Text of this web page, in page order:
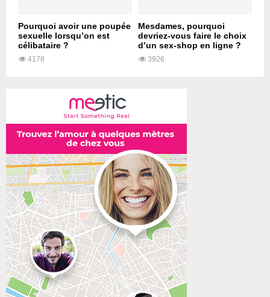
Pourquoi avoir une poupée
sexuelle lorsqu’on est
célibataire ?
4178
Mesdames, pourquoi
devriez-vous faire le choix
d’un sex-shop en ligne ?
3926